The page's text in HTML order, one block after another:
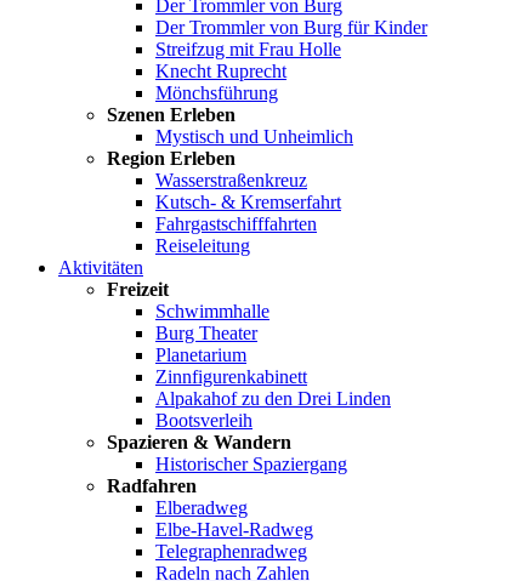
Der Trommler von Burg
Der Trommler von Burg für Kinder
Streifzug mit Frau Holle
Knecht Ruprecht
Mönchsführung
Szenen Erleben
Mystisch und Unheimlich
Region Erleben
Wasserstraßenkreuz
Kutsch- & Kremserfahrt
Fahrgastschifffahrten
Reiseleitung
Aktivitäten
Freizeit
Schwimmhalle
Burg Theater
Planetarium
Zinnfigurenkabinett
Alpakahof zu den Drei Linden
Bootsverleih
Spazieren & Wandern
Historischer Spaziergang
Radfahren
Elberadweg
Elbe-Havel-Radweg
Telegraphenradweg
Radeln nach Zahlen